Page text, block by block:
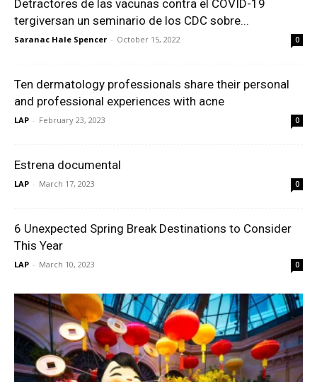
Detractores de las vacunas contra el COVID-19
tergiversan un seminario de los CDC sobre...
Saranac Hale Spencer - October 15, 2022 0
Ten dermatology professionals share their personal
and professional experiences with acne
LAP - February 23, 2023 0
Estrena documental
LAP - March 17, 2023 0
6 Unexpected Spring Break Destinations to Consider
This Year
LAP - March 10, 2023 0